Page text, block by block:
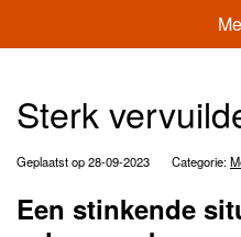
Sterk
Geplaatst op 28-09-2023 Categorie:
Een stinkende